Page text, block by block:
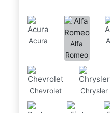
Acura
Alfa
Romeo
Chevrolet Chrysler